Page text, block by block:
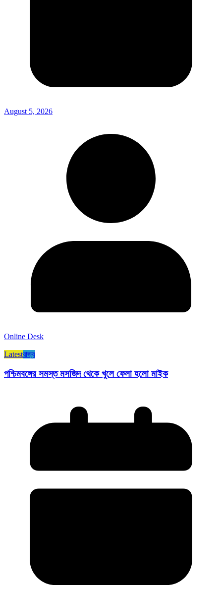
August 5, 2026
Online Desk
Latestরাজ্য​
পশ্চিমবঙ্গের সমস্ত মসজিদ থেকে খুলে ফেলা হলো মাইক